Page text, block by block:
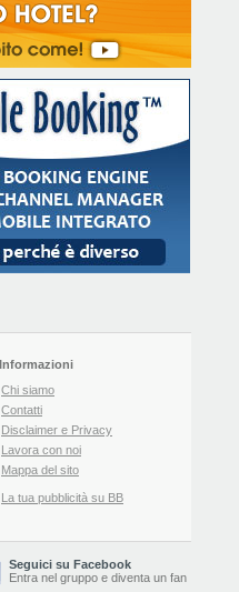
Informazioni
Chi siamo
Contatti
Disclaimer e Privacy
Lavora con noi
Mappa del sito
La tua pubblicità su BB
Seguici su Facebook
Entra nel gruppo e diventa un fan